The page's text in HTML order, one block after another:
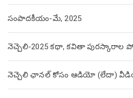
సంపాదకీయం-మే, 2025
నెచ్చెలి-2025 కథా, కవితా పురస్కారాల
నెచ్చెలి ఛానల్ కోసం ఆడియో (లేదా)